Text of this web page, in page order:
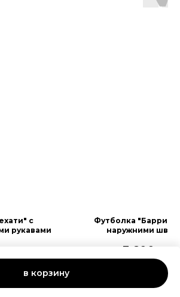
в корзину
с
рукавами
Футболка "Баррио
наружними
3 600